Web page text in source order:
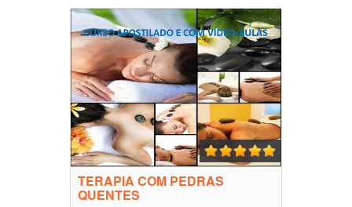
TERAPIA COM PEDRAS
QUENTES